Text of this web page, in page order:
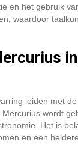
en het gebruik
waardoor
leiden met
wordt
Het is
en een